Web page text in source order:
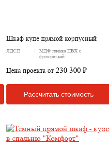
Шкаф купе прямой корпусный
ЛДСП
МДФ пленка ПВХ с
фрезеровкой
Цена проекта от 230 300 ₽
Рассчитать стоимость